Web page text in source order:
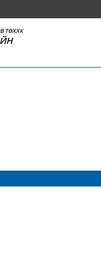
ТӨХХК